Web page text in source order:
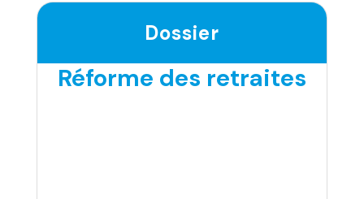
Dossier
Réforme des retraites